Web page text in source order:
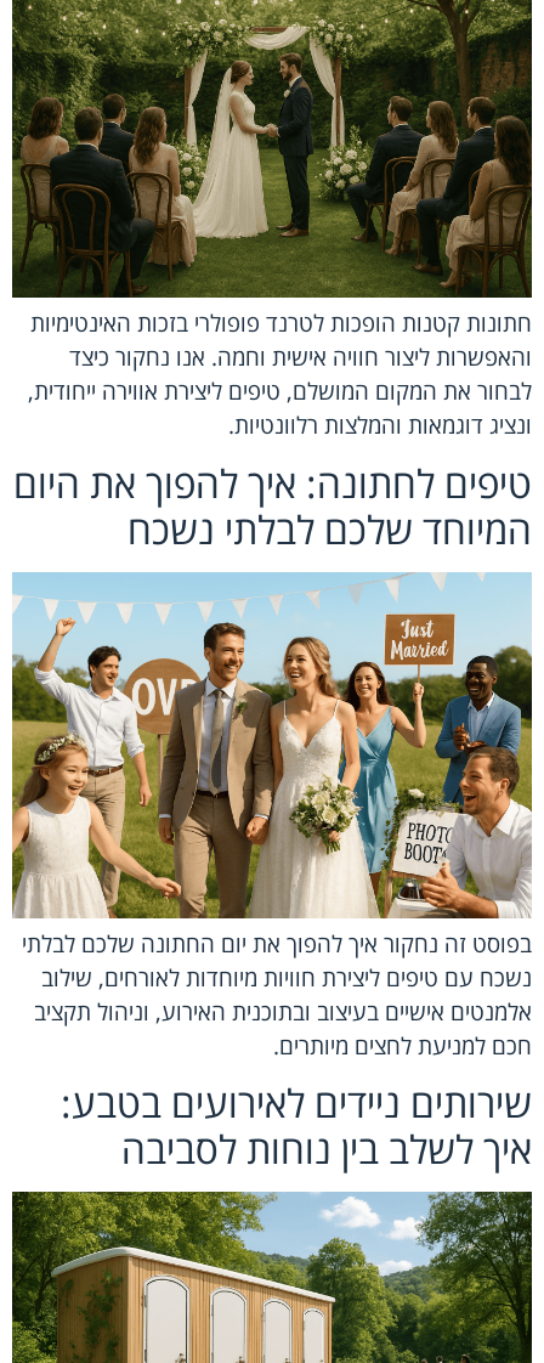
חתונות קטנות הופכות לטרנד פופולרי בזכות האינטימיות
והאפשרות ליצור חוויה אישית וחמה. אנו נחקור כיצד
לבחור את המקום המושלם, טיפים ליצירת אווירה ייחודית,
ונציג דוגמאות והמלצות רלוונטיות.
טיפים לחתונה: איך להפוך את היום
המיוחד שלכם לבלתי נשכח
בפוסט זה נחקור איך להפוך את יום החתונה שלכם לבלתי
נשכח עם טיפים ליצירת חוויות מיוחדות לאורחים, שילוב
אלמנטים אישיים בעיצוב ובתוכנית האירוע, וניהול תקציב
חכם למניעת לחצים מיותרים.
שירותים ניידים לאירועים בטבע:
איך לשלב בין נוחות לסביבה